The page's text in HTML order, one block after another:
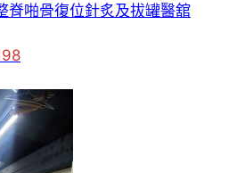
脊啪骨復位針炙及拔罐醫舘